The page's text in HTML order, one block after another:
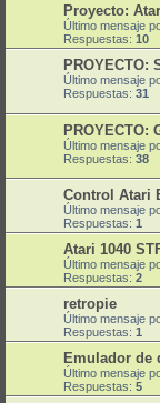
Proyecto:
Último mensaje
Respuestas: 10
PROYECTO:
Último mensaje
Respuestas: 31
PROYECTO:
Último mensaje
Respuestas: 38
Control Atari
Último mensaje
Respuestas: 1
Atari 1040
Último mensaje
Respuestas: 2
retropie
Último mensaje
Respuestas: 1
Emulador de
Último mensaje
Respuestas: 5